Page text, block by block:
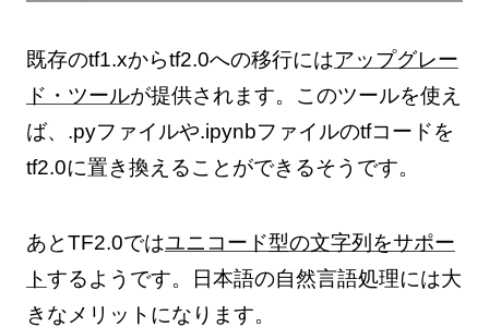
既存のtf1.xからtf2.0への移行にはアップグレー
ド・ツールが提供されます。このツールを使え
ば、.pyファイルや.ipynbファイルのtfコードを
tf2.0に置き換えることができるそうです。
あとTF2.0ではユニコード型の文字列をサポー
トするようです。日本語の自然言語処理には大
きなメリットになります。